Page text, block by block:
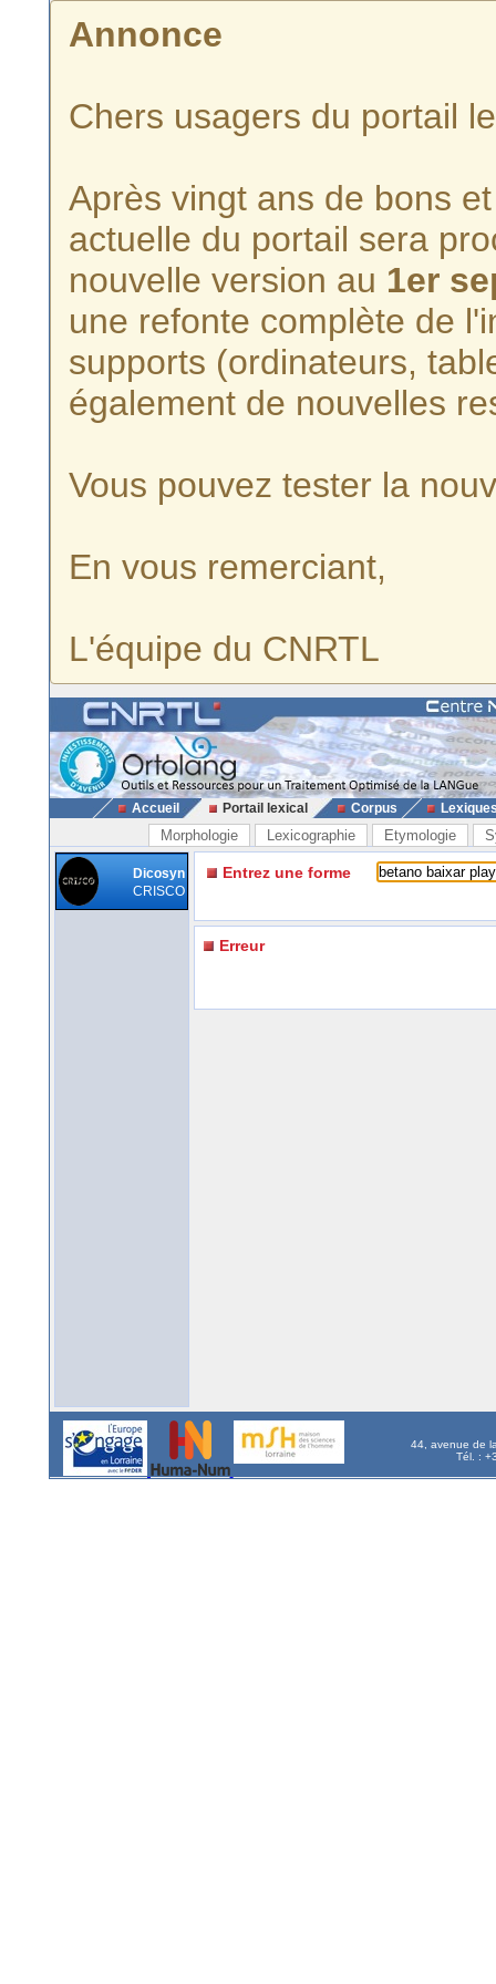
Annonce
Chers usagers du portail
Après vingt ans de bons
actuelle du portail sera
nouvelle version au 1er
une refonte complète de
supports (ordinateurs,
également de nouvelles
Vous pouvez tester la
En vous remerciant,
L'équipe du CNRTL
Accueil Portail lexical Corpus
Morphologie Lexicographie Etymologie
Dicosyn
CRISCO
Entrez une forme
Erreur
44, avenue de
Tél. :